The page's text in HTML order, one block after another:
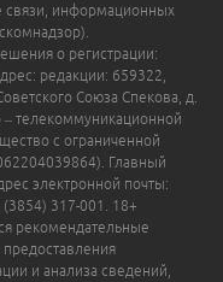
связи, информационных
о регистрации:
редакции: 659322,
Союза Спекова, д.
телекоммуникационной
с ограниченной
Главный
электронной почты:
(3854) 317-001. 18+
рекомендательные
и анализа сведений,